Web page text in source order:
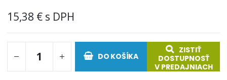
15,38 €
DO KOŠÍKA
ZISTIŤ
DOSTUPNOSŤ
V PREDAJNIACH